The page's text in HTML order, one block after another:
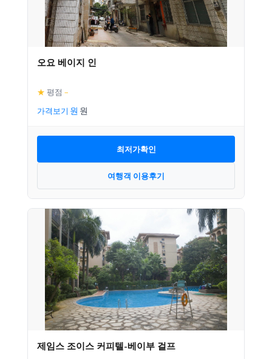
오요 베이지 인
★ 평점 –
가격보기
최저가확인
여행객 이용후기
제임스 조이스 커피텔-베이부 걸프